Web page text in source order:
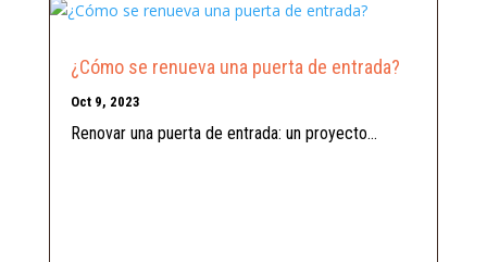
¿Cómo se renueva una puerta de entrada?
Oct 9, 2023
Renovar una puerta de entrada: un proyecto...